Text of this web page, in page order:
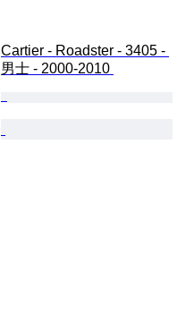
Cartier - Roadster - 3405 -
男士 - 2000-2010